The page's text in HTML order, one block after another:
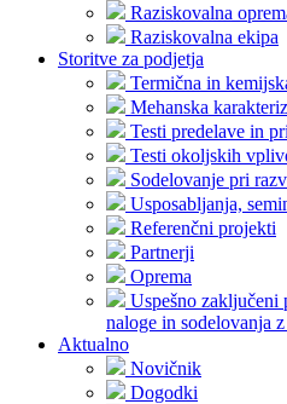
Raziskovalna
Raziskovalna ekipa
Storitve za podjetja
Termična in
Mehanska
Testi predelave in
Testi okoljskih
Sodelovanje pri
Usposabljanja,
Referenčni projekti
Partnerji
Oprema
Uspešno zaključeni
naloge in sodelovanja
Aktualno
Novičnik
Dogodki